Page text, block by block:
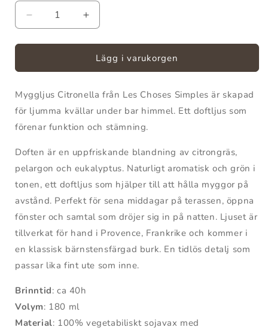
Minska
kvantitet
för
Citronella
Öka
kvantitet
för
Myggljus
Citronella
Lägg i varukorgen
Myggljus Citronella från Les Choses Simples är skapad
för ljumma kvällar under bar himmel. Ett doftljus som
förenar funktion och stämning.
Doften är en uppfriskande blandning av citrongräs,
pelargon och eukalyptus. Naturligt aromatisk och grön i
tonen, ett doftljus som hjälper till att hålla myggor på
avstånd. Perfekt för sena middagar på terassen, öppna
fönster och samtal som dröjer sig in på natten. Ljuset är
tillverkat för hand i Provence, Frankrike och kommer i
en klassisk bärnstensfärgad burk. En tidlös detalj som
passar lika fint ute som inne.
Brinntid: ca 40h
Volym: 180 ml
Material: 100% vegetabiliskt sojavax med